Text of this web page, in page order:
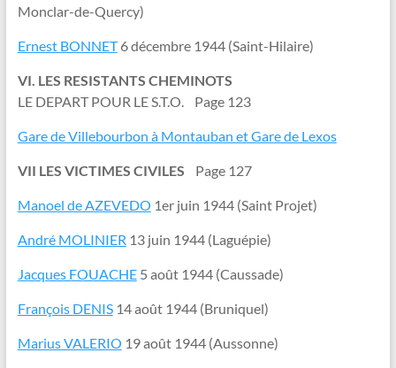
Monclar-de-Quercy)
Ernest BONNET6 décembre 1944 (Saint-Hilaire)
VI. LES RESISTANTS CHEMINOTS
LE DEPART POUR LE S.T.O. Page 123
Gare de Villebourbon à Montauban et Gare de Lexos
VII LES VICTIMES CIVILES Page 127
Manoel de AZEVEDO 1er juin 1944 (Saint Projet)
André MOLINIER 13 juin 1944 (Laguépie)
Jacques FOUACHE5 août 1944 (Caussade)
François DENIS14 août 1944 (Bruniquel)
Marius VALERIO 19 août 1944 (Aussonne)